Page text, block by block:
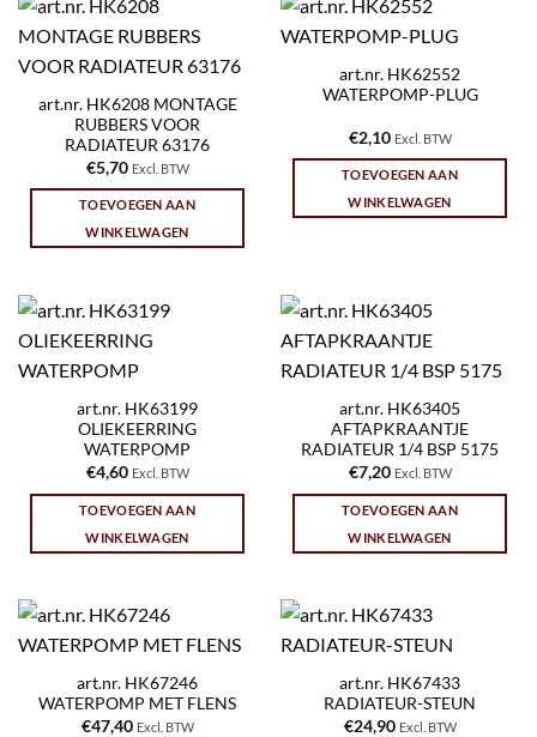
art.nr. HK6208 MONTAGE
RUBBERS VOOR
RADIATEUR 63176
€5,70 Excl. BTW
TOEVOEGEN AAN
WINKELWAGEN
art.nr. HK62552
WATERPOMP-PLUG
€2,10 Excl. BTW
TOEVOEGEN AAN
WINKELWAGEN
art.nr. HK63199
OLIEKEERRING
WATERPOMP
€4,60 Excl. BTW
TOEVOEGEN AAN
WINKELWAGEN
art.nr. HK63405
AFTAPKRAANTJE
RADIATEUR 1/4 BSP 5175
€7,20 Excl. BTW
TOEVOEGEN AAN
WINKELWAGEN
art.nr. HK67246
WATERPOMP MET FLENS
€47,40 Excl. BTW
art.nr. HK67433
RADIATEUR-STEUN
€24,90 Excl. BTW